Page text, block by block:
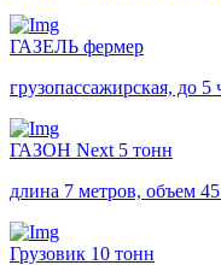
ГАЗЕЛЬ фермер
грузопассажирская, до 5
ГАЗОН Next 5 тонн
длина 7 метров, объем
Грузовик 10 тонн